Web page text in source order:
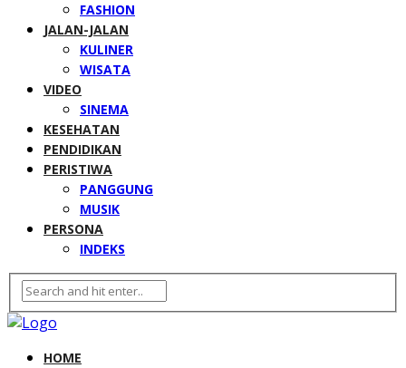
FASHION
JALAN-JALAN
KULINER
WISATA
VIDEO
SINEMA
KESEHATAN
PENDIDIKAN
PERISTIWA
PANGGUNG
MUSIK
PERSONA
INDEKS
HOME